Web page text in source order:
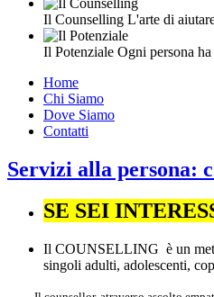
Il Counselling L'arte di
Il Potenziale Ogni persona
Home
Chi Siamo
Dove Siamo
Contatti
Servizi alla persona:
SE SEI
Il COUNSELLING è un
singoli adulti, adolescenti,